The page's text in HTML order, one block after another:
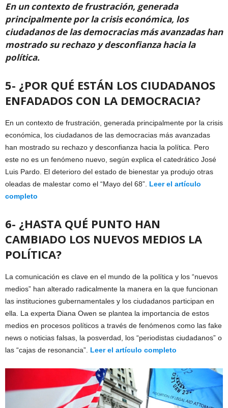
En un contexto de frustración, generada
principalmente por la crisis económica, los
ciudadanos de las democracias más avanzadas han
mostrado su rechazo y desconfianza hacia la
política.
5- ¿POR QUÉ ESTÁN LOS CIUDADANOS
ENFADADOS CON LA DEMOCRACIA?
En un contexto de frustración, generada principalmente por la crisis
económica, los ciudadanos de las democracias más avanzadas
han mostrado su rechazo y desconfianza hacia la política. Pero
este no es un fenómeno nuevo, según explica el catedrático José
Luis Pardo. El deterioro del estado de bienestar ya produjo otras
oleadas de malestar como el “Mayo del 68”. Leer el artículo
completo
6- ¿HASTA QUÉ PUNTO HAN
CAMBIADO LOS NUEVOS MEDIOS LA
POLÍTICA?
La comunicación es clave en el mundo de la política y los “nuevos
medios” han alterado radicalmente la manera en la que funcionan
las instituciones gubernamentales y los ciudadanos participan en
ella. La experta Diana Owen se plantea la importancia de estos
medios en procesos políticos a través de fenómenos como las fake
news o noticias falsas, la posverdad, los “periodistas ciudadanos” o
las “cajas de resonancia”. Leer el artículo completo